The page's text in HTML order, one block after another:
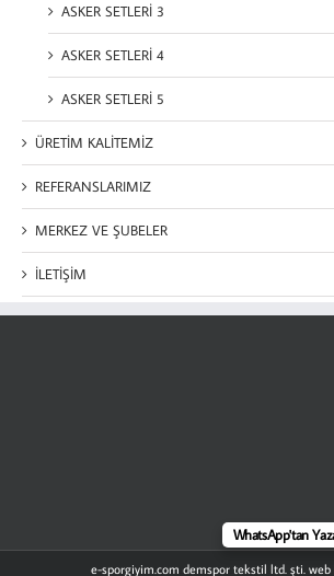
ASKER SETLERİ 3
ASKER SETLERİ 4
ASKER SETLERİ 5
ÜRETİM KALİTEMİZ
REFERANSLARIMIZ
MERKEZ VE ŞUBELER
İLETİŞİM
e-sporgiyim.com demspor tekstil ltd. şti. web
WhatsApp'tan